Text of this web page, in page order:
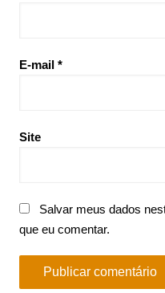
E-mail *
Site
Salvar meus dados
que eu comentar.